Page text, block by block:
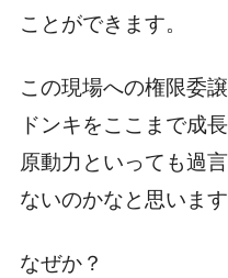
ことができます。
この現場への権限委
ドンキをここまで成
原動力といっても過
ないのかなと思います
なぜか？